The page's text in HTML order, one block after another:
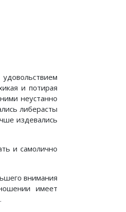
и потирая
неустанно
либерасты
издевались
и самолично
внимания
имеет